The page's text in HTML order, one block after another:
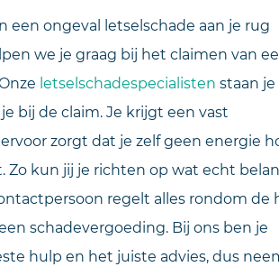
een ongeval letselschade aan je rug
we je graag bij het claimen van
letselschadespecialisten staan je
bij de claim. Je krijgt een vast
zorgt dat je zelf geen energie
Zo kun jij je richten op wat echt
regelt alles rondom de
schadevergoeding. Bij ons ben je
hulp en het juiste advies, dus